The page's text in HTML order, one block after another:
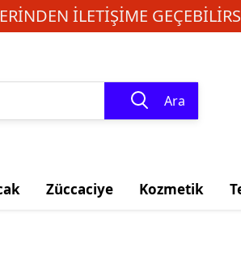
ILETIŞIME
Ara
Züccaciye Kozmetik